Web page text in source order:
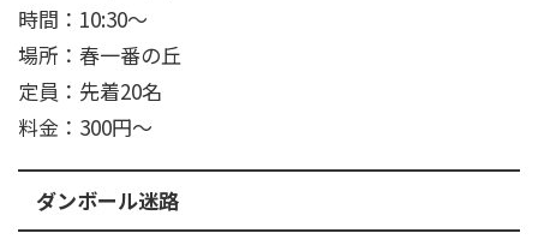
時間：10:30～
場所：春一番の丘
定員：先着20名
料金：300円～
ダンボール迷路